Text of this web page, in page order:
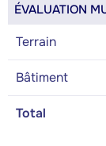
ÉVALUATION
Terrain
Bâtiment
Total